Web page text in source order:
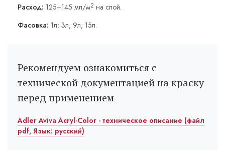
Расход: 125÷145 мл/м2 на слой.
Фасовка: 1л; 3л; 9л; 15л.
Рекомендуем ознакомиться с
технической документацией на краску
перед применением
Adler Aviva Acryl-Color - техническое описание (файл
pdf, Язык: русский)